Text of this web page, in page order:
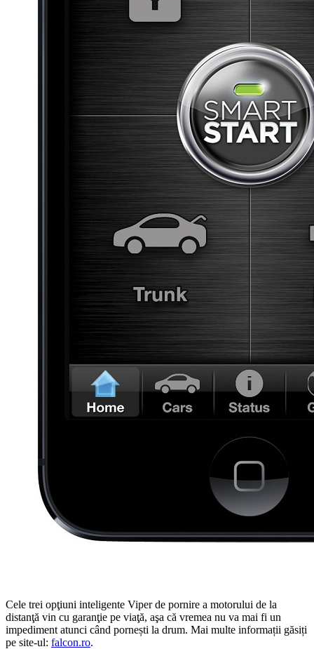
Cele trei opţiuni inteligente Viper de pornire a motorului de la
distanţă vin cu garanţie pe viaţă, aşa că vremea nu va mai fi un
impediment atunci când pornești la drum. Mai multe informații găsiți
pe site-ul: falcon.ro.